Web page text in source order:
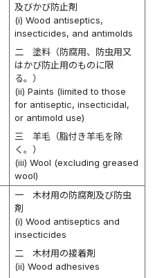
及びかび防止剤
(i) Wood antiseptics,
insecticides, and antimolds
二 塗料（防腐用、防虫用又
はかび防止用のものに限
る。）
(ii) Paints (limited to those
for antiseptic, insecticidal,
or antimold use)
三 羊毛（脂付き羊毛を除
く。）
(iii) Wool (excluding greased
wool)
一 木材用の防腐剤及び防虫
剤
(i) Wood antiseptics and
insecticides
二 木材用の接着剤
(ii) Wood adhesives